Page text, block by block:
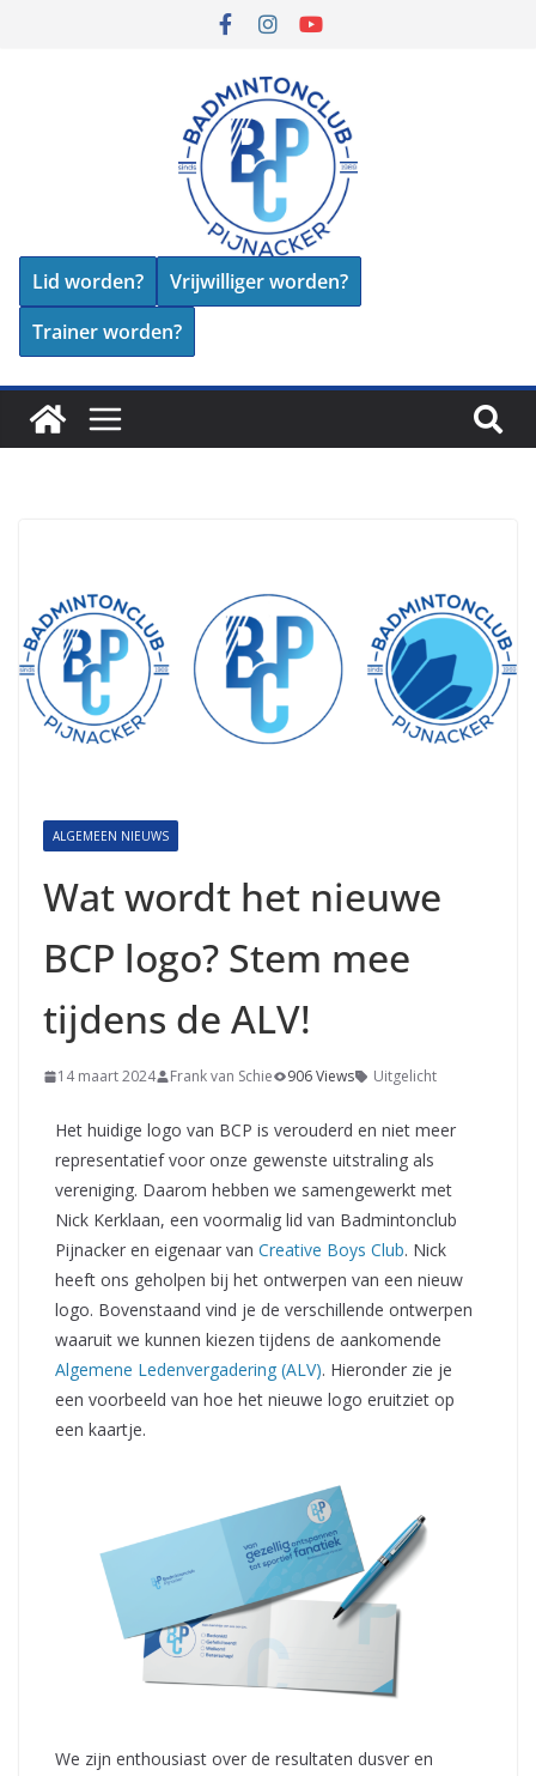
Lid worden?
Vrijwilliger worden?
Trainer worden?
ALGEMEEN NIEUWS
Wat wordt het nieuwe
BCP logo? Stem mee
tijdens de ALV!
14 maart 2024 Frank van Schie 906 Views Uitgelicht
Het huidige logo van BCP is verouderd en niet meer
representatief voor onze gewenste uitstraling als
vereniging. Daarom hebben we samengewerkt met
Nick Kerklaan, een voormalig lid van Badmintonclub
Pijnacker en eigenaar van Creative Boys Club. Nick
heeft ons geholpen bij het ontwerpen van een nieuw
logo. Bovenstaand vind je de verschillende ontwerpen
waaruit we kunnen kiezen tijdens de aankomende
Algemene Ledenvergadering (ALV). Hieronder zie je
een voorbeeld van hoe het nieuwe logo eruitziet op
een kaartje.
We zijn enthousiast over de resultaten dusver en